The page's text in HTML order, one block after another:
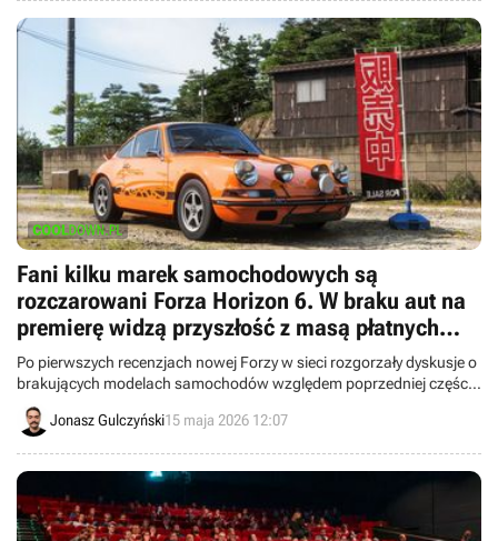
Fani kilku marek samochodowych są
rozczarowani Forza Horizon 6. W braku aut na
premierę widzą przyszłość z masą płatnych
paczek
Po pierwszych recenzjach nowej Forzy w sieci rozgorzały dyskusje o
brakujących modelach samochodów względem poprzedniej części.
Choć rzeczywiście jest ich mniej, to twórcy zapowiadają dodanie
kolejnych marek w przyszłości.
Jonasz Gulczyński15 maja 2026 12:07